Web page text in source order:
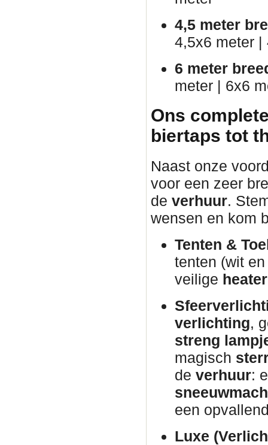
4,5 meter
4,5x6 meter |
6 meter
meter | 6x6
Ons
biertaps tot
Naast onze
voor een zeer
de verhuur.
wensen en kom
Tenten &
tenten (wit
veilige
verlichting,
streng
magisch
de verhuur:
een
Luxe